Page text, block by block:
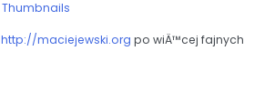
http://maciejewski.org po wiÄ™cej fajnych